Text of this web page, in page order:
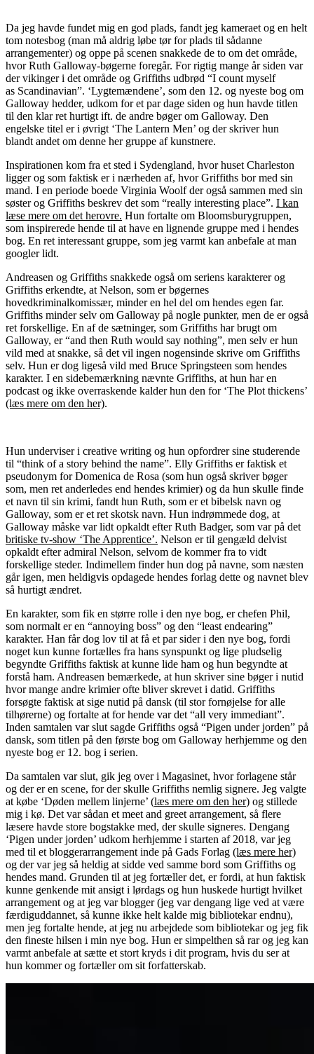
Da jeg havde fundet mig en god plads, fandt jeg kameraet og en helt
tom notesbog (man må aldrig løbe tør for plads til sådanne
arrangementer) og oppe på scenen snakkede de to om det område,
hvor Ruth Galloway-bøgerne foregår. For rigtig mange år siden var
der vikinger i det område og Griffiths udbrød “I count myself
as Scandinavian”. ‘Lygtemændene’, som den 12. og nyeste bog om
Galloway hedder, udkom for et par dage siden og hun havde titlen
til den klar ret hurtigt ift. de andre bøger om Galloway. Den
engelske titel er i øvrigt ‘The Lantern Men’ og der skriver hun
blandt andet om denne her gruppe af kunstnere.
Inspirationen kom fra et sted i Sydengland, hvor huset Charleston
ligger og som faktisk er i nærheden af, hvor Griffiths bor med sin
mand. I en periode boede Virginia Woolf der også sammen med sin
søster og Griffiths beskrev det som “really interesting place”. I kan
læse mere om det herovre. Hun fortalte om Bloomsburygruppen,
som inspirerede hende til at have en lignende gruppe med i hendes
bog. En ret interessant gruppe, som jeg varmt kan anbefale at man
googler lidt.
Andreasen og Griffiths snakkede også om seriens karakterer og
Griffiths erkendte, at Nelson, som er bøgernes
hovedkriminalkomissær, minder en hel del om hendes egen far.
Griffiths minder selv om Galloway på nogle punkter, men de er også
ret forskellige. En af de sætninger, som Griffiths har brugt om
Galloway, er “and then Ruth would say nothing”, men selv er hun
vild med at snakke, så det vil ingen nogensinde skrive om Griffiths
selv. Hun er dog ligeså vild med Bruce Springsteen som hendes
karakter. I en sidebemærkning nævnte Griffiths, at hun har en
podcast og ikke overraskende kalder hun den for ‘The Plot thickens’
(læs mere om den her).
Hun underviser i creative writing og hun opfordrer sine studerende
til “think of a story behind the name”. Elly Griffiths er faktisk et
pseudonym for Domenica de Rosa (som hun også skriver bøger
som, men ret anderledes end hendes krimier) og da hun skulle finde
et navn til sin krimi, fandt hun Ruth, som er et bibelsk navn og
Galloway, som er et ret skotsk navn. Hun indrømmede dog, at
Galloway måske var lidt opkaldt efter Ruth Badger, som var på det
britiske tv-show ‘The Apprentice’. Nelson er til gengæld delvist
opkaldt efter admiral Nelson, selvom de kommer fra to vidt
forskellige steder. Indimellem finder hun dog på navne, som næsten
går igen, men heldigvis opdagede hendes forlag dette og navnet blev
så hurtigt ændret.
En karakter, som fik en større rolle i den nye bog, er chefen Phil,
som normalt er en “annoying boss” og den “least endearing”
karakter. Han får dog lov til at få et par sider i den nye bog, fordi
noget kun kunne fortælles fra hans synspunkt og lige pludselig
begyndte Griffiths faktisk at kunne lide ham og hun begyndte at
forstå ham. Andreasen bemærkede, at hun skriver sine bøger i nutid
hvor mange andre krimier ofte bliver skrevet i datid. Griffiths
forsøgte faktisk at sige nutid på dansk (til stor fornøjelse for alle
tilhørerne) og fortalte at for hende var det “all very immediant”.
Inden samtalen var slut sagde Griffiths også “Pigen under jorden” på
dansk, som titlen på den første bog om Galloway herhjemme og den
nyeste bog er 12. bog i serien.
Da samtalen var slut, gik jeg over i Magasinet, hvor forlagene står
og der er en scene, for der skulle Griffiths nemlig signere. Jeg valgte
at købe ‘Døden mellem linjerne’ (læs mere om den her) og stillede
mig i kø. Det var sådan et meet and greet arrangement, så flere
læsere havde store bogstakke med, der skulle signeres. Dengang
‘Pigen under jorden’ udkom herhjemme i starten af 2018, var jeg
med til et bloggerarrangement inde på Gads Forlag (læs mere her)
og der var jeg så heldig at sidde ved samme bord som Griffiths og
hendes mand. Grunden til at jeg fortæller det, er fordi, at hun faktisk
kunne genkende mit ansigt i lørdags og hun huskede hurtigt hvilket
arrangement og at jeg var blogger (jeg var dengang lige ved at være
færdiguddannet, så kunne ikke helt kalde mig bibliotekar endnu),
men jeg fortalte hende, at jeg nu arbejdede som bibliotekar og jeg fik
den fineste hilsen i min nye bog. Hun er simpelthen så rar og jeg kan
varmt anbefale at sætte et stort kryds i dit program, hvis du ser at
hun kommer og fortæller om sit forfatterskab.